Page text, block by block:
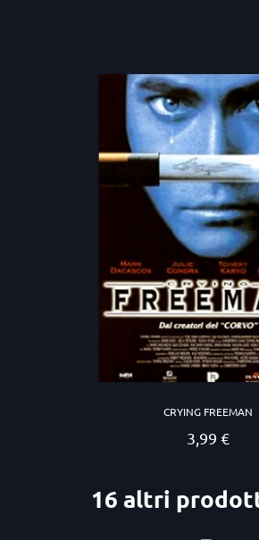
CRYING FREEMAN
Prezzo
3,99 €
16 altri